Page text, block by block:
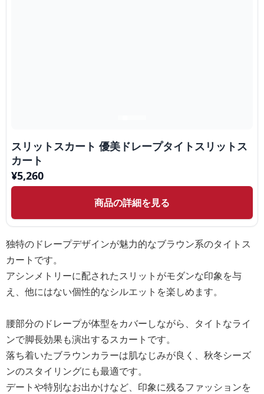
スリットスカート 優美ドレープタイトスリットス
カート
¥5,260
商品の詳細を見る
独特のドレープデザインが魅力的なブラウン系のタイトス
カートです。
アシンメトリーに配されたスリットがモダンな印象を与
え、他にはない個性的なシルエットを楽しめます。
腰部分のドレープが体型をカバーしながら、タイトなライ
ンで脚長効果も演出するスカートです。
落ち着いたブラウンカラーは肌なじみが良く、秋冬シーズ
ンのスタイリングにも最適です。
デートや特別なお出かけなど、印象に残るファッションを